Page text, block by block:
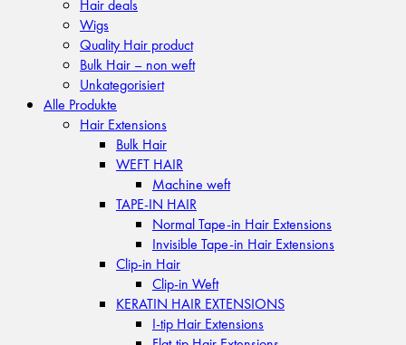
Hair deals
Wigs
Quality Hair product
Bulk Hair – non weft
Unkategorisiert
Alle Produkte
Hair Extensions
Bulk Hair
WEFT HAIR
Machine weft
TAPE-IN HAIR
Normal Tape-in Hair Extensions
Invisible Tape-in Hair Extensions
Clip-in Hair
Clip-in Weft
KERATIN HAIR EXTENSIONS
I-tip Hair Extensions